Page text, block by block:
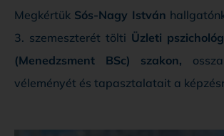
Megkértük Sós-Nagy István
3. szemeszterét tölti Üzleti
(Menedzsment BSc) szakon,
véleményét és tapasztalatait a